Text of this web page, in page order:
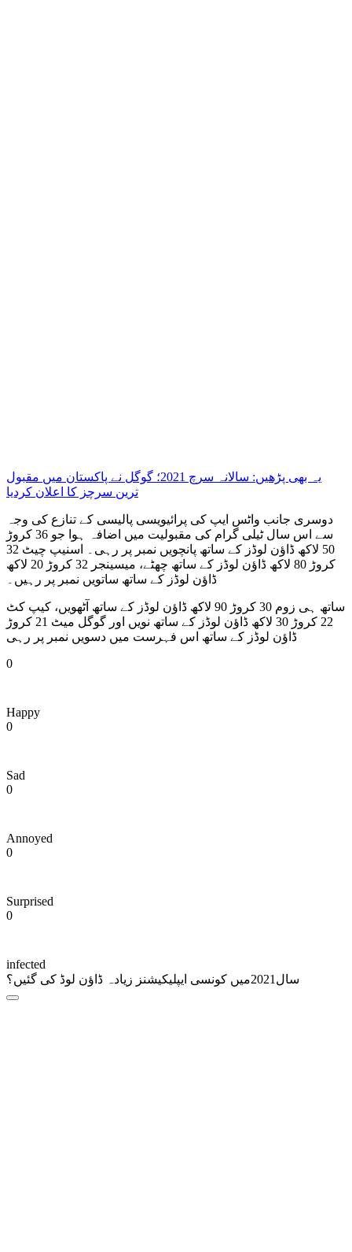
یہ بھی پڑھیں: سالانہ سرچ 2021؛ گوگل نے پاکستان میں مقبول
ترین سرچز کا اعلان کردیا
دوسری جانب واٹس ایپ کی پرائیویسی پالیسی کے تنازع کی وجہ
سے اس سال ٹیلی گرام کی مقبولیت میں اضافہ ہوا جو 36 کروڑ
50 لاکھ ڈاؤن لوڈز کے ساتھ پانچویں نمبر پر رہی۔ اسنیپ چیٹ 32
کروڑ 80 لاکھ ڈاؤن لوڈز کے ساتھ چھٹے، میسینجر 32 کروڑ 20 لاکھ
ڈاؤن لوڈز کے ساتھ ساتویں نمبر پر رہیں۔
ساتھ ہی زوم 30 کروڑ 90 لاکھ ڈاؤن لوڈز کے ساتھ آٹھویں، کیپ کٹ
22 کروڑ 30 لاکھ ڈاؤن لوڈز کے ساتھ نویں اور گوگل میٹ 21 کروڑ
ڈاؤن لوڈز کے ساتھ اس فہرست میں دسویں نمبر پر رہی
0
Happy
0
Sad
0
Annoyed
0
Surprised
0
infected
سال2021میں کونسی ایپلیکیشنز زیادہ ڈاؤن لوڈ کی گئیں؟